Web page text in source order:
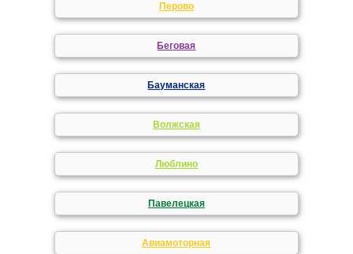
Перово
Беговая
Бауманская
Волжская
Люблино
Павелецкая
Авиамоторная